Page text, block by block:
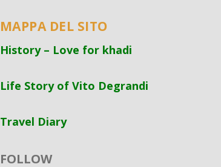
MAPPA DEL SITO
History – Love for khadi
Life Story of Vito Degrandi
Travel Diary
FOLLOW